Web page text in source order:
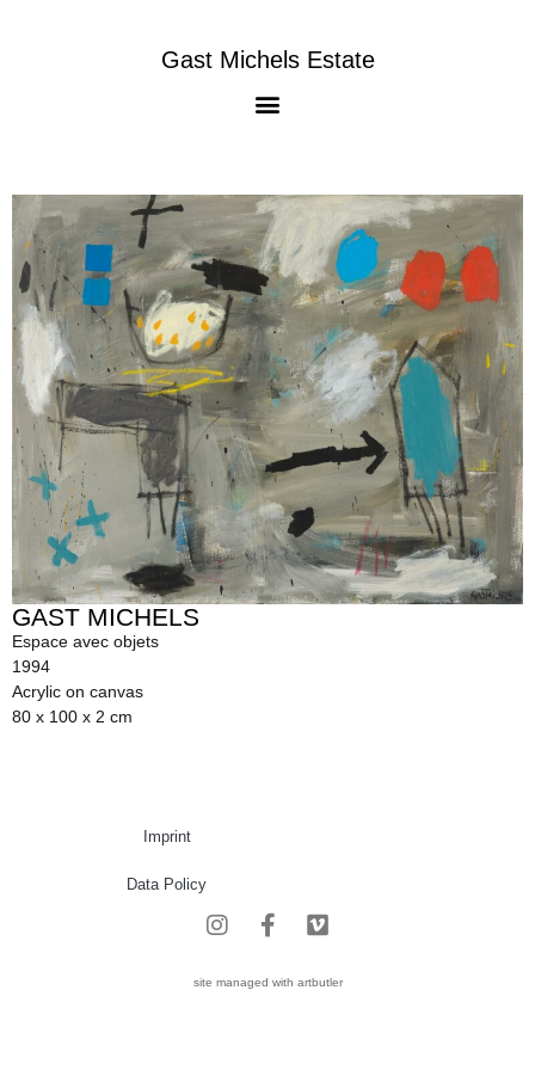
Gast Michels Estate
GAST MICHELS
Espace avec objets
1994
Acrylic on canvas
80 x 100 x 2 cm
Imprint
Data Policy
site managed with artbutler